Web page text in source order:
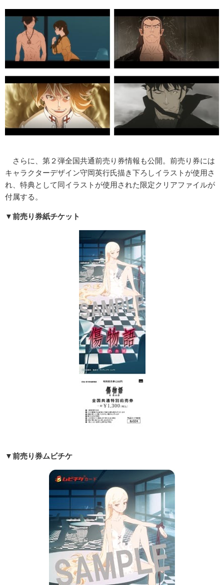
さらに、第２弾全国共通前売り券情報も公開。前売り券には
キャラクターデザイン守岡英行氏描き下ろしイラストが使用さ
れ、特典として同イラストが使用された限定クリアファイルが
付属する。
▼前売り券紙チケット
▼前売り券ムビチケ